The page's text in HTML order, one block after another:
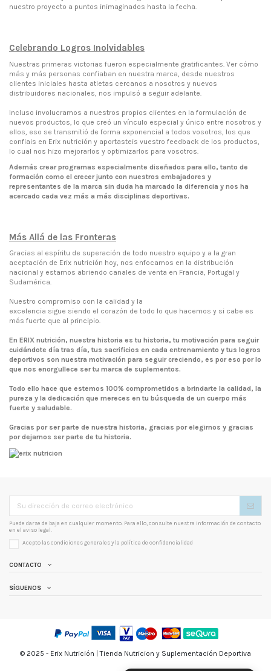
nuestro proyecto a puntos inimaginados hasta la fecha.
Celebrando Logros Inolvidables
Nuestras primeras victorias fueron especialmente gratificantes. Ver cómo
más y más personas confiaban en nuestra marca, desde nuestros
clientes iniciales hasta atletas cercanos a nosotros y nuevos
distribuidores nacionales, nos impulsó a seguir adelante.
Incluso involucramos a nuestros propios clientes en la formulación de
nuevos productos, lo que creó un vínculo especial y único entre nosotros y
ellos, eso se transmitió de forma exponencial a todos vosotros, los que
confiais en Erix nutrición y aportasteis vuestro feedback de los productos,
lo cual nos hizo mejorarlos y optimizarlos para vosotros.
Además crear programas especialmente diseñados para ello, tanto de
formación como el crecer junto con nuestros embajadores y
representantes de la marca sin duda ha marcado la diferencia y nos ha
acercado cada vez más a más disciplinas deportivas.
Más Allá de las Fronteras
Gracias al espíritu de superación de todo nuestro equipo y a la gran
aceptación de Erix nutrición hoy, nos enfocamos en la distribución
nacional y estamos abriendo canales de venta en Francia, Portugal y
Sudamérica.
Nuestro compromiso con la calidad y la
excelencia sigue siendo el corazón de todo lo que hacemos y si cabe es
más fuerte que al principio.
En ERIX nutrición, nuestra historia es tu historia, tu motivación para seguir
cuidándote día tras día, tus sacrificios en cada entrenamiento y tus logros
deportivos son nuestra motivación para seguir creciendo, es por eso por lo
que nos enorgullece ser tu marca de suplementos.
Todo ello hace que estemos 100% comprometidos a brindarte la calidad, la
pureza y la dedicación que mereces en tu búsqueda de un cuerpo más
fuerte y saludable.
Gracias por ser parte de nuestra historia, gracias por elegirnos y gracias
por dejarnos ser parte de tu historia.
Puede darse de baja en cualquier momento. Para ello, consulte nuestra información de contacto
en el aviso legal.
Acepto las condiciones generales y la política de confidencialidad
CONTACTO
SÍGUENOS
© 2025 - Erix Nutrición | Tienda Nutricion y Suplementación Deportiva